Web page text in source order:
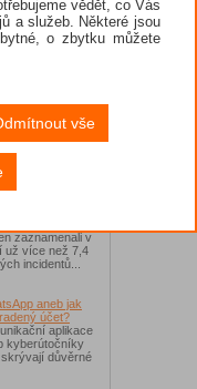
léta
falešné mobilní
či Candy
Hlavním cílem
tomto případě
Českem a
zaznamenali v
už více než 7,4
incidentů...
aneb jak
účet?
aplikace
kyberútočníky
důvěrné
vědět, co Vás
a služeb. Některé jsou
o zbytku můžete
vše